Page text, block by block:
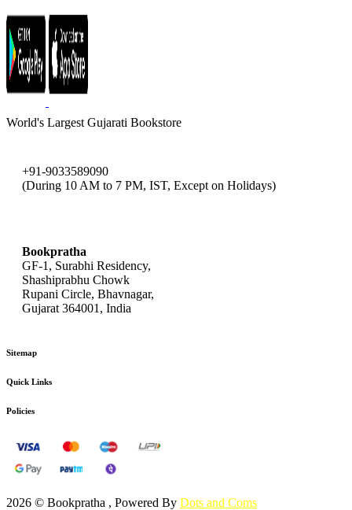
World's Largest Gujarati Bookstore
+91-9033589090
(During 10 AM to 7 PM, IST, Except on Holidays)
Bookpratha
GF-1, Surabhi Residency,
Shashiprabhu Chowk
Rupani Circle, Bhavnagar,
Gujarat 364001, India
Sitemap
Quick Links
Policies
2026 © Bookpratha , Powered By Dots and Coms